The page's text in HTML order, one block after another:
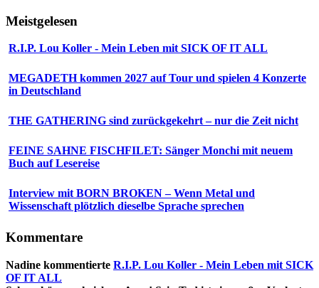
Meistgelesen
R.I.P. Lou Koller - Mein Leben mit SICK OF IT ALL
MEGADETH kommen 2027 auf Tour und spielen 4 Konzerte
in Deutschland
THE GATHERING sind zurückgekehrt – nur die Zeit nicht
FEINE SAHNE FISCHFILET: Sänger Monchi mit neuem
Buch auf Lesereise
Interview mit BORN BROKEN – Wenn Metal und
Wissenschaft plötzlich dieselbe Sprache sprechen
Kommentare
Nadine kommentierte R.I.P. Lou Koller - Mein Leben mit SICK
OF IT ALL